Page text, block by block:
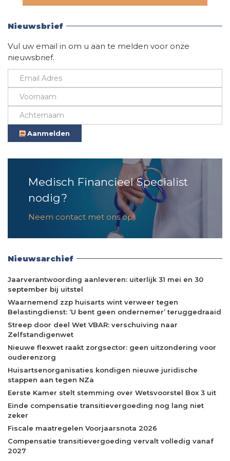
Nieuwsbrief
Vul uw email in om u aan te melden voor onze
nieuwsbrief.
Aanmelden
Medisch Financieel Specialist
nodig?
Neem contact met ons op!
Nieuwsarchief
Jaarverantwoording aanleveren: uiterlijk 31 mei en 30
september bij uitstel
Waarnemend zzp huisarts wint verweer tegen
Belastingdienst: ‘U bent geen ondernemer’ teruggedraaid
Streep door deel Wet VBAR: verschuiving naar
Zelfstandigenwet
Nieuwe flexwet raakt zorgsector: geen uitzondering voor
ouderenzorg
Huisartsenorganisaties kondigen nieuwe juridische
stappen aan tegen NZa
Eerste Kamer stelt stemming over Wetsvoorstel Box 3 uit
Einde compensatie transitievergoeding nog lang niet
zeker
Fiscale maatregelen Voorjaarsnota 2026
Compensatie transitievergoeding vervalt volledig vanaf
2027